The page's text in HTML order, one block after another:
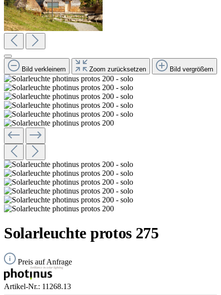
Bild verkleinern Zoom zurücksetzen Bild vergrößern
Solarleuchte protos 275
Preis auf Anfrage
Artikel-Nr.: 11268.13